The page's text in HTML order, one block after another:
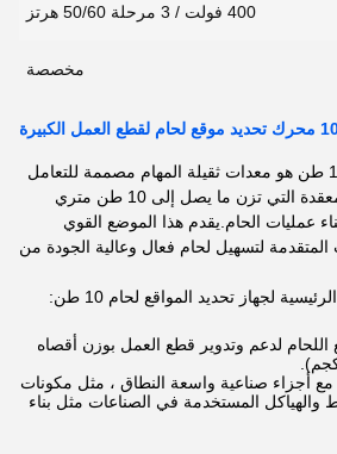
400 فولت / 3 مرحلة 50/60 هرتز
مخصصة
جهاز تحديد المواقع لحام 10 طن هو معدات ثقيلة المهام مصممة للتعامل
مع قطع العمل الكبيرة والمعقدة التي تزن ما يصل إلى 10 طن متري
أثناء عمليات الحام.يقدم هذا الموضع القوي
المتقدمة لتسهيل لحام فعال وعالية الجودة من
لجهاز تحديد المواقع لحام 10 طن:
لدعم وتدوير قطع العمل بوزن أقصاه
مع أجزاء صناعية واسعة النطاق ، مثل مكونات
والهياكل المستخدمة في الصناعات مثل بناء